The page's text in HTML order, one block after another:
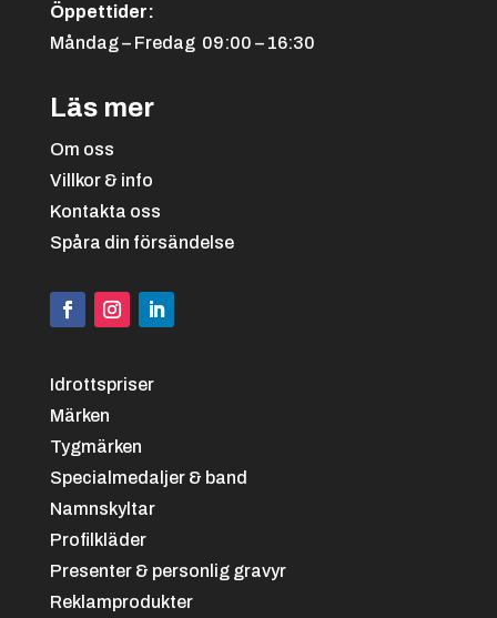
Öppettider:
Måndag – Fredag 09:00 – 16:30
Läs mer
Om oss
Villkor & info
Kontakta oss
Spåra din försändelse
Idrottspriser
Märken
Tygmärken
Specialmedaljer & band
Namnskyltar
Profilkläder
Presenter & personlig gravyr
Reklamprodukter